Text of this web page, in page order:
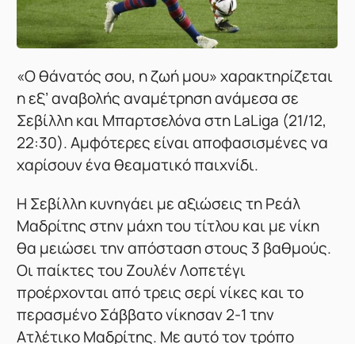
«Ο θάνατός σου, η ζωή μου» χαρακτηρίζεται
η εξ’ αναβολής αναμέτρηση ανάμεσα σε
Σεβίλλη και Μπαρτσελόνα στη LaLiga (21/12,
22:30). Αμφότερες είναι αποφασισμένες να
χαρίσουν ένα θεαματικό παιχνίδι.
Η Σεβίλλη κυνηγάει με αξιώσεις τη Ρεάλ
Μαδρίτης στην μάχη του τίτλου και με νίκη
θα μειώσει την απόσταση στους 3 βαθμούς.
Οι παίκτες του Ζουλέν Λοπετέγι
προέρχονται από τρεις σερί νίκες και το
περασμένο Σάββατο νίκησαν 2-1 την
Ατλέτικο Μαδρίτης. Με αυτό τον τρόπο